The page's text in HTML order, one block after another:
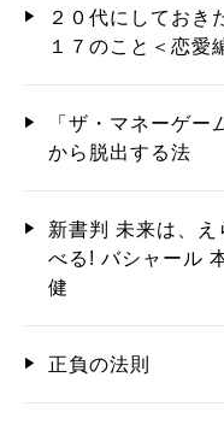
２０代にしておき
１７のこと＜恋愛
「ザ・マネーゲー
から脱出する法
新書判 未来は、え
べる! バシャール
健
正負の法則